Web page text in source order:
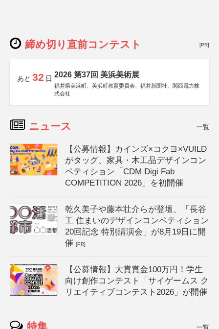
締め切り直前コンテスト [PR]
あと 32 日 2026 第37回 美浜美術展
福井県美浜町、美浜町教育委員会、福井新聞社、関西電力株
式会社
ニュース 一覧
【公募情報】カインズ×コクヨ×VUILD
がタッグ、家具・木工品デザインコン
ペティション「CDM Digi Fab
COMPETITION 2026」を初開催
乾久美子や藤本壮介らが登壇、「長谷
工 住まいのデザインコンペティション
20回記念 特別講演会」が8月19日に開
催[PR]
【公募情報】大賞賞金100万円！学生
向け創作コンテスト「サイゲームス ク
リエイティブコンテスト2026」が開催
特集 一覧